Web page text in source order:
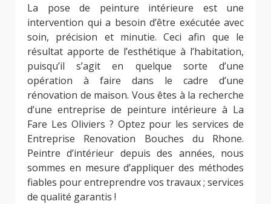
La pose de peinture intérieure est une
intervention qui a besoin d’être exécutée avec
soin, précision et minutie. Ceci afin que le
résultat apporte de l’esthétique à l’habitation,
puisqu’il s’agit en quelque sorte d’une
opération à faire dans le cadre d’une
rénovation de maison. Vous êtes à la recherche
d’une entreprise de peinture intérieure à La
Fare Les Oliviers ? Optez pour les services de
Entreprise Renovation Bouches du Rhone.
Peintre d’intérieur depuis des années, nous
sommes en mesure d’appliquer des méthodes
fiables pour entreprendre vos travaux ; services
de qualité garantis !